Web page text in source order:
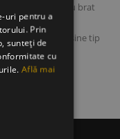
cu brat
cap.
ce ruleaza pe sine tip
uri pentru a
Prin
sunteți de
cu
Află mai